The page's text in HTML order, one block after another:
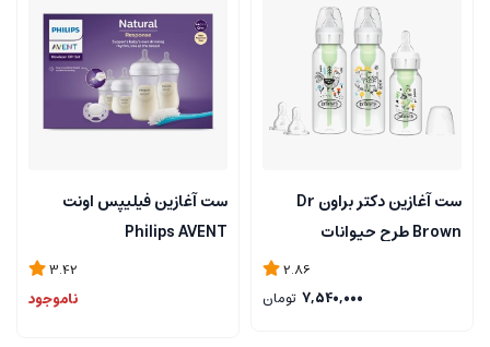
ست آغازین دکتر براون Dr
Brown طرح حیوانات
2.86
7,540,000 تومان
ست آغازین فیلیپس اونت
Philips AVENT
3.42
ناموجود